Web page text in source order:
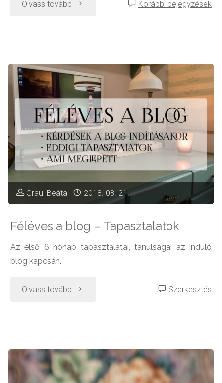
Olvass tovább "Így
Rudi
a
kezem"
Korábbi bejegyzések
Graul Beáta 2018. 03. 21.
Féléves a blog – Tapasztalatok
Az első 6 hónap tapasztalatai, tanulságai az induló
blog kapcsán.
Olvass tovább "Féléves
–
Szerkesztés